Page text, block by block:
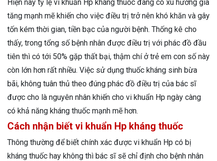
Hiện nay tỷ lệ vi khuẩn Hp kháng thuốc đang có xu hướng gia
tăng mạnh mẽ khiến cho việc điều trị trở nên khó khăn và gây
tốn kém thời gian, tiền bạc của người bệnh. Thống kê cho
thấy, trong tổng số bệnh nhân được điều trị với phác đồ đầu
tiên thì có tới 50% gặp thất bại, thậm chí ở trẻ em con số này
còn lớn hơn rất nhiều. Việc sử dụng thuốc kháng sinh bừa
bãi, không tuân thủ theo đúng phác đồ điều trị của bác sĩ
được cho là nguyên nhân khiến cho vi khuẩn Hp ngày càng
có khả năng kháng thuốc mạnh mẽ hơn.
Cách nhận biết vi khuẩn Hp kháng thuốc
Thông thường để biết chính xác được vi khuẩn Hp có bị
kháng thuốc hay không thì bác sĩ sẽ chỉ định cho bệnh nhân